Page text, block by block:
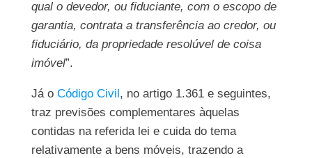
qual o devedor, ou fiduciante, com o escopo de
garantia, contrata a transferência ao credor, ou
fiduciário, da propriedade resolúvel de coisa
imóvel”.
Já o Código Civil, no artigo 1.361 e seguintes,
traz previsões complementares àquelas
contidas na referida lei e cuida do tema
relativamente a bens móveis, trazendo a